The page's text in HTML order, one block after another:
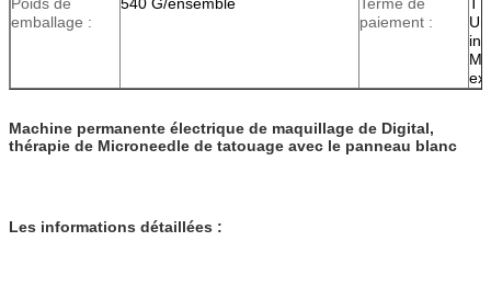
emballage :
paiement :
Machine permanente électrique de maquillage de Digital,
thérapie de Microneedle de tatouage avec le panneau blanc
Les informations détaillées :